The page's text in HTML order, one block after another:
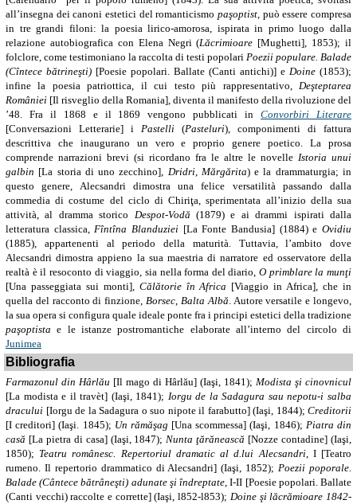
all’insegna dei canoni estetici del romanticismo paşoptist, può essere compresa
in tre grandi filoni: la poesia lirico-amorosa, ispirata in primo luogo dalla
relazione autobiografica con Elena Negri (Lăcrimioare [Mughetti], 1853); il
folclore, come testimoniano la raccolta di testi popolari Poezii populare. Balade
(Cîntece bătrineşti) [Poesie popolari. Ballate (Canti antichi)] e Doine (1853);
infine la poesia patriottica, il cui testo più rappresentativo, Deşteptarea
României [Il risveglio della Romania], diventa il manifesto della rivoluzione del
’48. Fra il 1868 e il 1869 vengono pubblicati inConvorbiri Literare
[Conversazioni Letterarie] i Pastelli (Pasteluri), componimenti di fattura
descrittiva che inaugurano un vero e proprio genere poetico. La prosa
comprende narrazioni brevi (si ricordano fra le altre le novelle Istoria unui
galbin [La storia di uno zecchino], Dridri, Mărgărita) e la drammaturgia; in
questo genere, Alecsandri dimostra una felice versatilità passando dalla
commedia di costume del ciclo di Chiriţa, sperimentata all’inizio della sua
attività, al dramma storico Despot-Vodă (1879) e ai drammi ispirati dalla
letteratura classica,Fîntîna Blanduziei [La Fonte Bandusia] (1884) eOvidiu
(1885), appartenenti al periodo della maturità. Tuttavia, l’ambito dove
Alecsandri dimostra appieno la sua maestria di narratore ed osservatore della
realtà è il resoconto di viaggio, sia nella forma del diario,O primblare la munţi
[Una passeggiata sui monti], Călătorie în Africa [Viaggio in Africa], che in
quella del racconto di finzione,Borsec, Balta Albă. Autore versatile e longevo,
la sua opera si configura quale ideale ponte fra i principi estetici della tradizione
paşoptista e le istanze postromantiche elaborate all’interno del circolo di
Junimea
Bibliografia
Farmazonul din Hârlău [Il mago di Hârlău] (Iaşi, 1841); Modista şi cinovnicul
[La modista e il travèt] (Iaşi, 1841); Iorgu de la Sadagura sau nepotu-i salba
dracului [Iorgu de la Sadagura o suo nipote il farabutto] (Iaşi, 1844); Creditorii
[I creditori] (Iaşi. 1845); Un rămăşag [Una scommessa] (Iaşi, 1846); Piatra din
casă [La pietra di casa] (Iaşi, 1847);Nunta ţărănească [Nozze contadine] (Iaşi,
1850); Teatru românesc. Repertoriul dramatic al d.lui Alecsandri, I [Teatro
rumeno. Il repertorio drammatico di Alecsandri] (Iaşi, 1852);Poezii poporale.
Balade (Cântece bătrâneşti) adunate şi îndreptate, I-II [Poesie popolari. Ballate
(Canti vecchi) raccolte e corrette] (Iaşi, l852-l853); Doine şi lăcrămioare 1842-